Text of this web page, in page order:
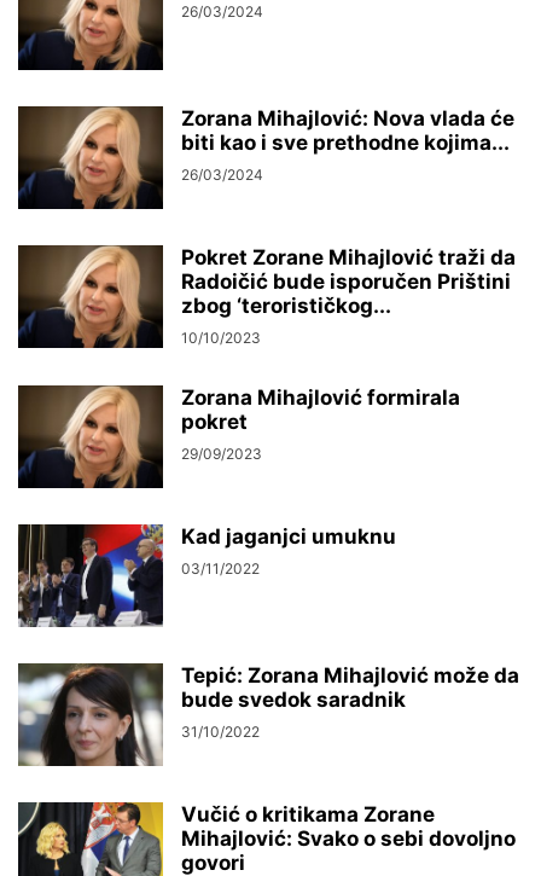
26/03/2024
Zorana Mihajlović: Nova vlada će
biti kao i sve prethodne kojima...
26/03/2024
Pokret Zorane Mihajlović traži da
Radoičić bude isporučen Prištini
zbog ‘terorističkog...
10/10/2023
Zorana Mihajlović formirala
pokret
29/09/2023
Kad jaganjci umuknu
03/11/2022
Tepić: Zorana Mihajlović može da
bude svedok saradnik
31/10/2022
Vučić o kritikama Zorane
Mihajlović: Svako o sebi dovoljno
govori